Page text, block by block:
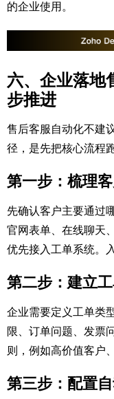
的企业使用。
六、企业落地
步推进
售后客服自动化不建
径，是先把核心流程
第一步：梳理
先确认客户主要通过
官网表单、在线聊天
优先接入工单系统。
第二步：建立
企业需要定义工单类
限、订单问题、发票
则，例如高价值客户
第三步：配置